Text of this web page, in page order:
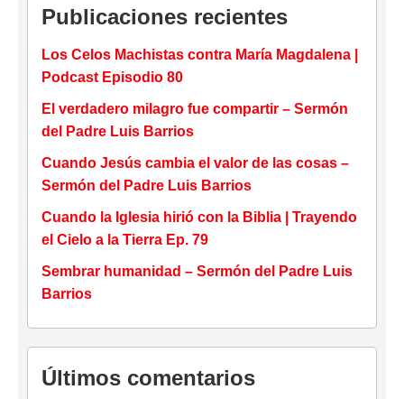
Publicaciones recientes
Los Celos Machistas contra María Magdalena |
Podcast Episodio 80
El verdadero milagro fue compartir – Sermón
del Padre Luis Barrios
Cuando Jesús cambia el valor de las cosas –
Sermón del Padre Luis Barrios
Cuando la Iglesia hirió con la Biblia | Trayendo
el Cielo a la Tierra Ep. 79
Sembrar humanidad – Sermón del Padre Luis
Barrios
Últimos comentarios